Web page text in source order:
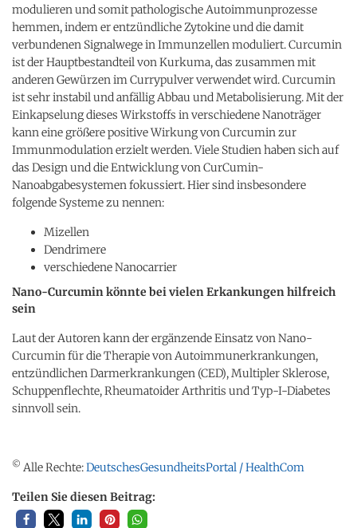
modulieren und somit pathologische Autoimmunprozesse
hemmen, indem er entzündliche Zytokine und die damit
verbundenen Signalwege in Immunzellen moduliert. Curcumin
ist der Hauptbestandteil von Kurkuma, das zusammen mit
anderen Gewürzen im Currypulver verwendet wird. Curcumin
ist sehr instabil und anfällig Abbau und Metabolisierung. Mit der
Einkapselung dieses Wirkstoffs in verschiedene Nanoträger
kann eine größere positive Wirkung von Curcumin zur
Immunmodulation erzielt werden. Viele Studien haben sich auf
das Design und die Entwicklung von CurCumin-
Nanoabgabesystemen fokussiert. Hier sind insbesondere
folgende Systeme zu nennen:
Mizellen
Dendrimere
verschiedene Nanocarrier
Nano-Curcumin könnte bei vielen Erkankungen hilfreich
sein
Laut der Autoren kann der ergänzende Einsatz von Nano-
Curcumin für die Therapie von Autoimmunerkrankungen,
entzündlichen Darmerkrankungen (CED), Multipler Sklerose,
Schuppenflechte, Rheumatoider Arthritis und Typ-I-Diabetes
sinnvoll sein.
© Alle Rechte:DeutschesGesundheitsPortal / HealthCom
Teilen Sie diesen Beitrag: